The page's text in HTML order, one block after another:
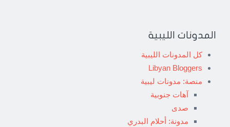
المدونات الليبية
كل المدونات الليبية
Libyan Bloggers
منصة: مدونات ليبية
آهات جنوبية
صدى
مدونة: أحلام البدري